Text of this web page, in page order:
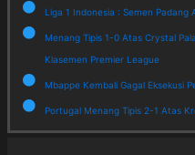
Liga 1 Indonesia : Semen Padang
Menang Tipis 1-0 Atas Crystal
Klasemen Premier League
Mbappe Kembali Gagal Eksekusi
Portugal Menang Tipis 2-1 Atas